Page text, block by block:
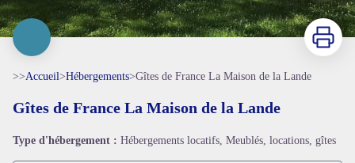
Imprimer
>>Accueil>Hébergements>Gîtes de France La Maison de la Lande
Gîtes de France La Maison de la Lande
Type d'hébergement : Hébergements locatifs, Meublés, locations, gîtes